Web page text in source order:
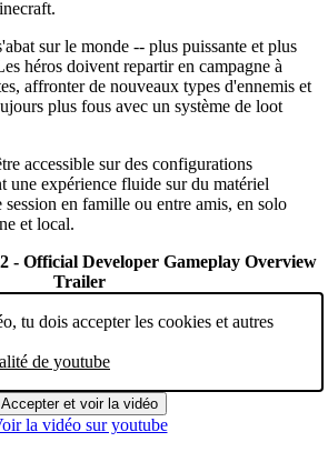
sur le monde -- plus puissante et plus
héros doivent repartir en campagne à
affronter de nouveaux types d'ennemis et
plus fous avec un système de loot
accessible sur des configurations
une expérience fluide sur du matériel
en famille ou entre amis, en solo
et local.
- Official Developer Gameplay Overview
Trailer
tu dois accepter les cookies et autres
de youtube
Accepter et voir la vidéo
la vidéo sur youtube